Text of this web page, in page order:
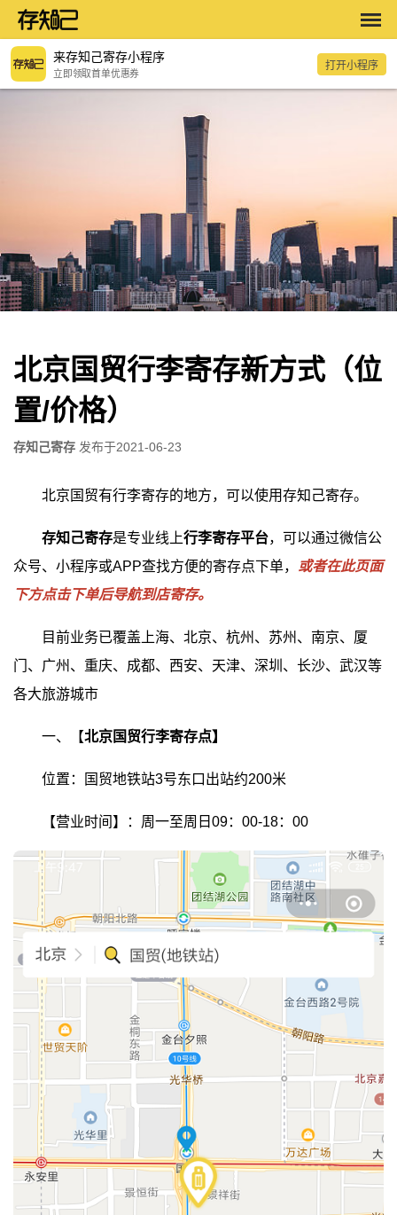
来存知己寄存小程序
立即领取首单优惠券
打开小程序
北京国贸行李寄存新方式（位
置/价格）
存知己寄存 发布于2021-06-23
北京国贸有行李寄存的地方，可以使用存知己寄存。
存知己寄存是专业线上行李寄存平台，可以通过微信公
众号、小程序或APP查找方便的寄存点下单， 或者在此页面
下方点击下单后导航到店寄存。
目前业务已覆盖上海、北京、杭州、苏州、南京、厦
门、广州、重庆、成都、西安、天津、深圳、长沙、武汉等
各大旅游城市
一、【北京国贸行李寄存点】
位置：国贸地铁站3号东口出站约200米
【营业时间】：周一至周日09：00-18：00